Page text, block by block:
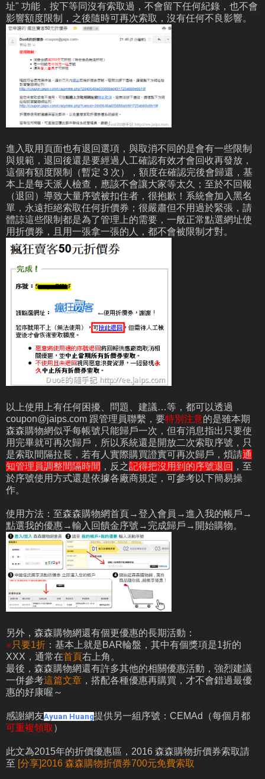
址" 功能，按下等同沒有索取過，不會留下任何紀錄，也不會
影響額度限制，之後隨時可再次索取，沒有任何不良影響。
進入取用頁面也有退回選項，與取消不同的是會有一些限制
與規範，退回後還是要經過人工確認有效才會回收再發放，
這個有額度限制（暫定 3 次），額度在確認完後會歸還，基
本上是每天派人檢查，應該不會讓大家等太久；至於不回報
（退回）導致大量序號被扣住者，很抱歉！系統會加入黑名
單，永遠拒絕索取任何折價券；很嚴肅但不用過於緊張，請
體諒這些限制都是為了管理上的需要，一般正常點選網址使
用折價券，且用一張拿一張的人，都不會被限制才對。
以上使用上有任何困擾、問題、建議…等，都可以透過
coupon@jaips.com 跟管理員聯繫，要特別注意的是雖本期
森森購物網似乎每帳號只能歸戶一次，但有消息指出只要使
用完畢就可再次歸戶，所以系統還是開放二次索取序號，只
是索取間隔拉長，若有人實際購買證實可再次歸戶，煩請通
知管理員調整間隔時間 ，反之記得把沒用到的序號退回 ，至
於序號使用方式還是依據各廠商規定，可參考以下簡易操
作。
使用方法：至森森購物網首頁→登入會員→進入我的帳戶→
點選我的優惠→輸入回饋金序號→完成歸戶→開始購物。
另外，森森購物網還有個更優惠的長期活動：
※ 只要1折 ：基本上就是BAR輪盤，其中有個獎項是1折的
XXX，通常在首頁右上角。
最後，森森購物網還有許多其他的相關優惠活動，強烈建議
一併參考這篇文章 ，搭配各種優惠再購買，才不會錯過最優
惠的好康喔～
感謝網友Ayuan Huang提供另一組序號：CEMAd（每個月都
可重複領取 ）
此文為2015年的折價優惠區，2016 森森購物折價券索取請
至 [分享]2016 森森購物折價券700元免費索取